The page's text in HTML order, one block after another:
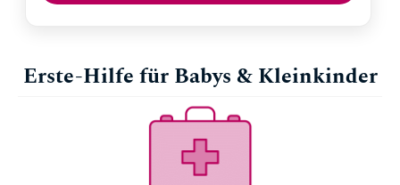
Erste-Hilfe für Babys & Kleinkinder